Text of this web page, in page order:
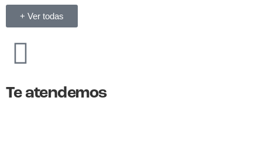
+ Ver todas
Te atendemos